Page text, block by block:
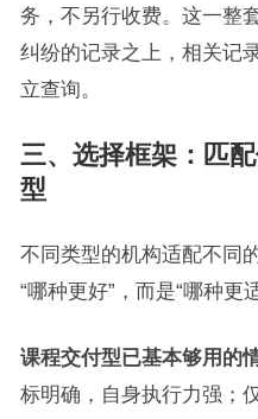
务，不另行收费。这一整
纠纷的记录之上，相关记
立查询。
三、选择框架：匹
型
不同类型的机构适配不同
“哪种更好”，而是“哪种更
课程交付型已基本够用的
标明确，自身执行力强；